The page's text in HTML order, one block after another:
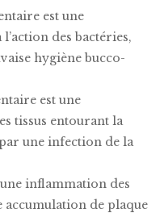
est une
des bactéries,
hygiène bucco-
est une
tissus entourant la
une infection de la
inflammation des
accumulation de plaque